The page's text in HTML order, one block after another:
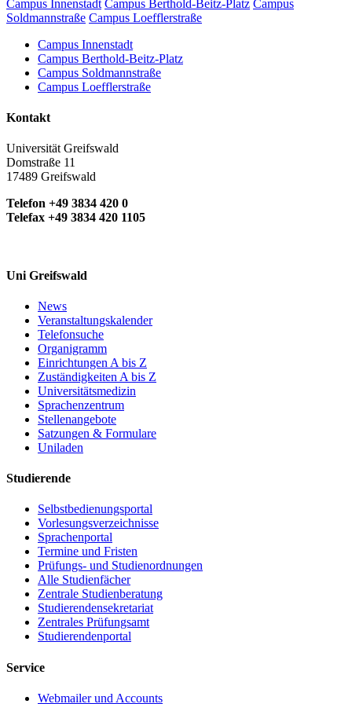
Campus Innenstadt Campus Berthold-Beitz-Platz Campus
Soldmannstraße Campus Loefflerstraße
Campus Innenstadt
Campus Berthold-Beitz-Platz
Campus Soldmannstraße
Campus Loefflerstraße
Kontakt
Universität Greifswald
Domstraße 11
17489 Greifswald
Telefon +49 3834 420 0
Telefax +49 3834 420 1105
Uni Greifswald
News
Veranstaltungskalender
Telefonsuche
Organigramm
Einrichtungen A bis Z
Zuständigkeiten A bis Z
Universitätsmedizin
Sprachenzentrum
Stellenangebote
Satzungen & Formulare
Uniladen
Studierende
Selbstbedienungsportal
Vorlesungsverzeichnisse
Sprachenportal
Termine und Fristen
Prüfungs- und Studienordnungen
Alle Studienfächer
Zentrale Studienberatung
Studierendensekretariat
Zentrales Prüfungsamt
Studierendenportal
Service
Webmailer und Accounts